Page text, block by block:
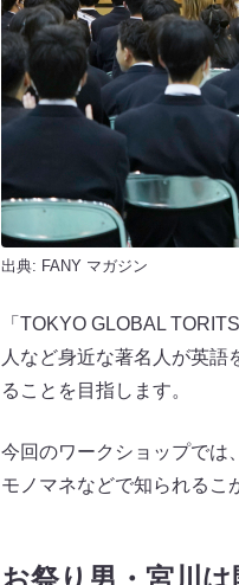
出典: FANY マガジン
「TOKYO GLOBAL
人など身近な著名人が英語
ることを目指します。
今回のワークショップでは
モノマネなどで知られるこ